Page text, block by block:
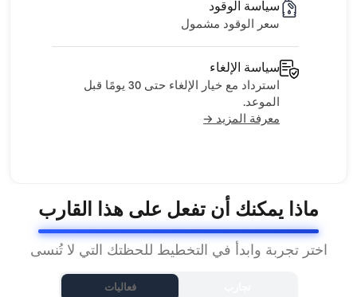
سياسة الوقود
سعر الوقود مشمول
سياسة الإلغاء
استرداد مع خيار الإلغاء حتى 30 يومًا قبل
الموعد.
معرفة المزيد →
ماذا يمكنك أن تفعل على هذا القارب
اختر تجربة وابدأ في التخطيط للحظتك التي لا تُنسى
فعاليات